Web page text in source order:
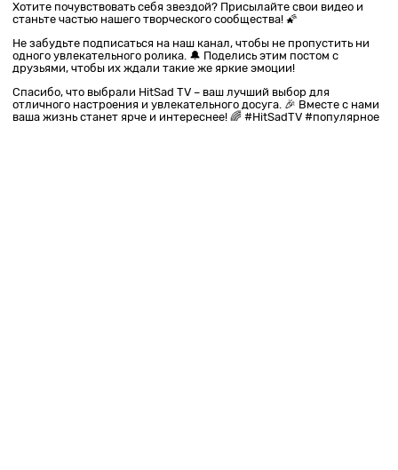
Хотите почувствовать себя звездой? Присылайте свои видео и
станьте частью нашего творческого сообщества! 🌠
Не забудьте подписаться на наш канал, чтобы не пропустить ни
одного увлекательного ролика. 🔔 Поделись этим постом с
друзьями, чтобы их ждали такие же яркие эмоции!
Спасибо, что выбрали HitSad TV – ваш лучший выбор для
отличного настроения и увлекательного досуга. 🎉 Вместе с нами
ваша жизнь станет ярче и интереснее! 🌈 #HitSadTV #популярное